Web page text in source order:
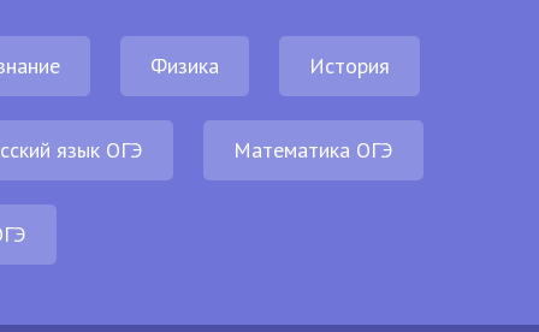
Физика История
язык ОГЭ Математика ОГЭ